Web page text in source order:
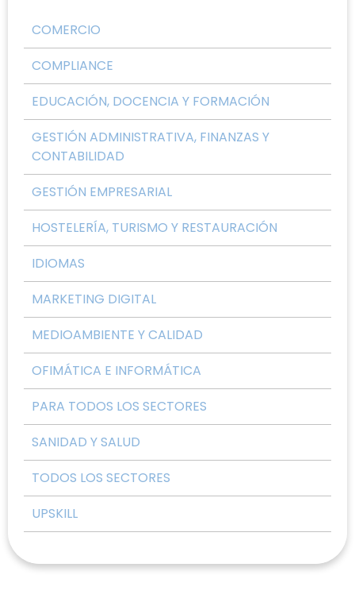
COMERCIO
COMPLIANCE
EDUCACIÓN, DOCENCIA Y FORMACIÓN
GESTIÓN ADMINISTRATIVA, FINANZAS Y
CONTABILIDAD
GESTIÓN EMPRESARIAL
HOSTELERÍA, TURISMO Y RESTAURACIÓN
IDIOMAS
MARKETING DIGITAL
MEDIOAMBIENTE Y CALIDAD
OFIMÁTICA E INFORMÁTICA
PARA TODOS LOS SECTORES
SANIDAD Y SALUD
TODOS LOS SECTORES
UPSKILL